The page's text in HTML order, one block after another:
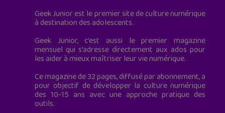
Geek Junior est le premier site de culture numérique
à destination des adolescents.
Geek Junior, c’est aussi le premier magazine
mensuel qui s’adresse directement aux ados pour
les aider à mieux maîtriser leur vie numérique.
Ce magazine de 32 pages, diffusé par abonnement, a
pour objectif de développer la culture numérique
des 10-15 ans avec une approche pratique des
outils.